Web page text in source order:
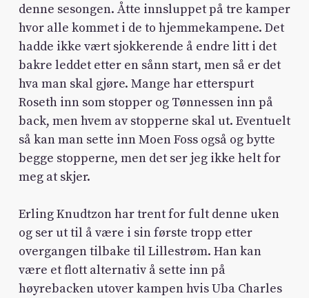
denne sesongen. Åtte innsluppet på tre kamper
hvor alle kommet i de to hjemmekampene. Det
hadde ikke vært sjokkerende å endre litt i det
bakre leddet etter en sånn start, men så er det
hva man skal gjøre. Mange har etterspurt
Roseth inn som stopper og Tønnessen inn på
back, men hvem av stopperne skal ut. Eventuelt
så kan man sette inn Moen Foss også og bytte
begge stopperne, men det ser jeg ikke helt for
meg at skjer.
Erling Knudtzon har trent for fult denne uken
og ser ut til å være i sin første tropp etter
overgangen tilbake til Lillestrøm. Han kan
være et flott alternativ å sette inn på
høyrebacken utover kampen hvis Uba Charles